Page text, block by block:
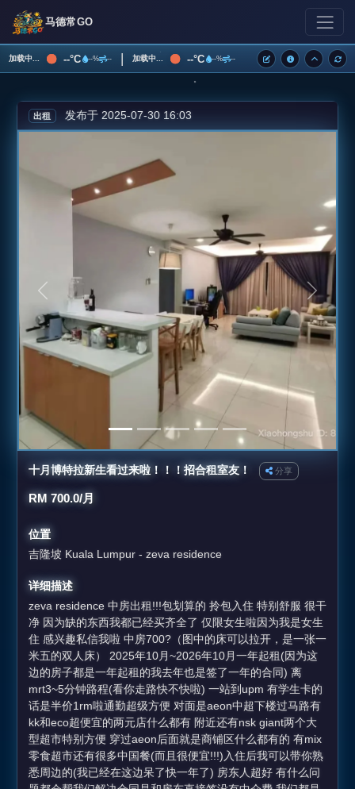
马德常GO
加载中... --°C --% -- | 加载中... --°C --% --
出租 发布于 2025-07-30 16:03
上一张 下一张
十月博特拉新生看过来啦！！！招合租室友！ 分享
RM 700.0/月
位置
吉隆坡 Kuala Lumpur - zeva residence
详细描述
zeva residence 中房出租!!!包划算的 拎包入住 特别舒服 很干
净 因为缺的东西我都已经买齐全了 仅限女生啦因为我是女生
住 感兴趣私信我啦 中房700?（图中的床可以拉开，是一张一
米五的双人床） 2025年10月~2026年10月一年起租(因为这
边的房子都是一年起租的我去年也是签了一年的合同) 离
mrt3~5分钟路程(看你走路快不快啦) 一站到upm 有学生卡的
话是半价1rm啦通勤超级方便 对面是aeon中超下楼过马路有
kk和eco超便宜的两元店什么都有 附近还有nsk giant两个大
型超市特别方便 穿过aeon后面就是商铺区什么都有的 有mix
零食超市还有很多中国餐(而且很便宜!!!)入住后我可以带你熟
悉周边的(我已经在这边呆了快一年了) 房东人超好 有什么问